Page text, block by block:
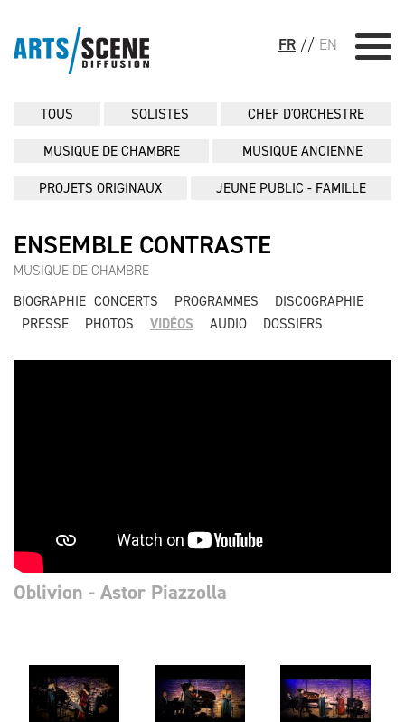
FR // EN
TOUS SOLISTES CHEF D'ORCHESTRE
MUSIQUE DE CHAMBRE MUSIQUE ANCIENNE
PROJETS ORIGINAUX JEUNE PUBLIC - FAMILLE
ENSEMBLE CONTRASTE
MUSIQUE DE CHAMBRE
BIOGRAPHIE CONCERTS PROGRAMMES
DISCOGRAPHIE
PRESSE
PHOTOS VIDÉOS AUDIO DOSSIERS
Oblivion - Astor Piazzolla